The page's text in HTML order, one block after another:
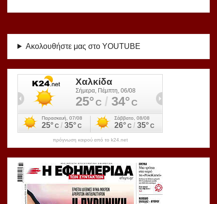
Ακολουθήστε μας στο YOUTUBE
πρόγνωση καιρού από το k24.net